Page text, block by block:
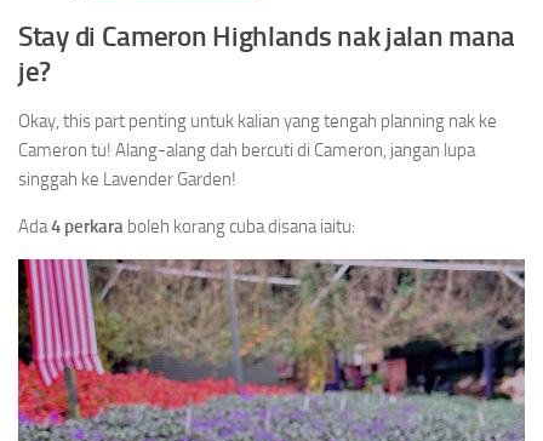
Stay di Cameron Highlands nak jalan mana
je?
Okay, this part penting untuk kalian yang tengah planning nak ke
Cameron tu! Alang-alang dah bercuti di Cameron, jangan lupa
singgah ke Lavender Garden!
Ada4 perkara boleh korang cuba disana iaitu: